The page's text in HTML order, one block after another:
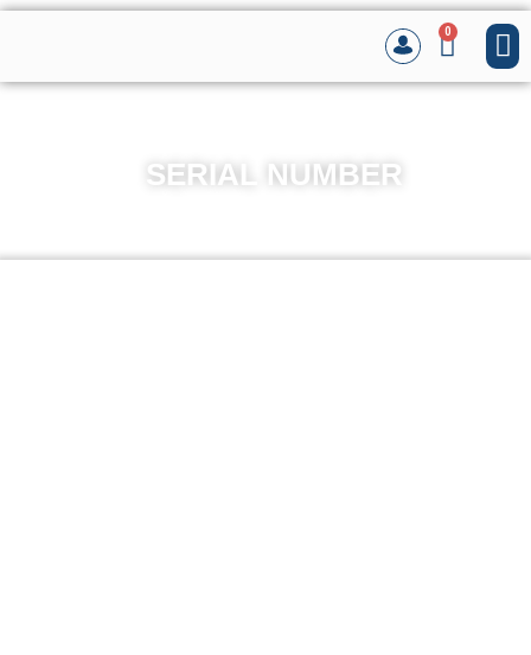
0
SERIAL NUMBER